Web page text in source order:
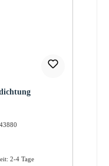
2-4 Tage